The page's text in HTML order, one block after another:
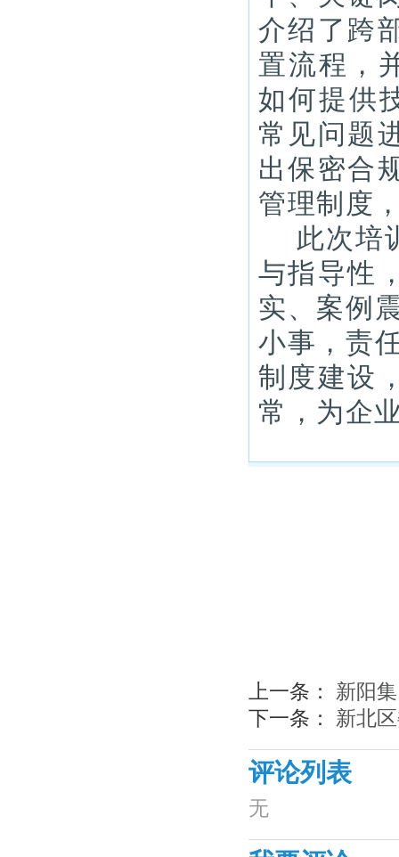
介绍了跨
置流程，
如何提供
常见问题
出保密合
管理制度
此次培
与指导性
实、案例
小事，责
制度建设
常，为企
上一条： 新阳
下一条： 新北
评论列表
无